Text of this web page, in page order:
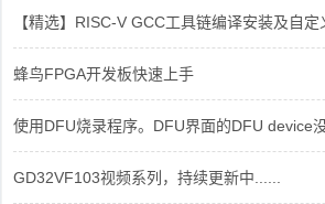
【精选】RISC-V GCC工具链编译安装及自定
蜂鸟FPGA开发板快速上手
使用DFU烧录程序。DFU界面的DFU device
GD32VF103视频系列，持续更新中......